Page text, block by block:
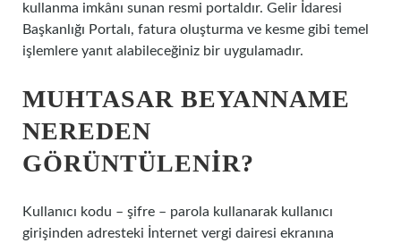
kullanma imkânı sunan resmi portaldır. Gelir İdaresi
Başkanlığı Portalı, fatura oluşturma ve kesme gibi temel
işlemlere yanıt alabileceğiniz bir uygulamadır.
MUHTASAR BEYANNAME
NEREDEN
GÖRÜNTÜLENIR?
Kullanıcı kodu – şifre – parola kullanarak kullanıcı
girişinden adresteki İnternet vergi dairesi ekranına